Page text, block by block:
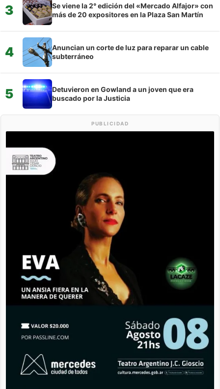
3
Se viene la 2° edición del «Mercado Alfajor» con
más de 20 expositores en la Plaza San Martín
4
Anuncian un corte de luz para reparar un cable
subterráneo
5
Detuvieron en Gowland a un joven que era
buscado por la Justicia
PUBLICIDAD